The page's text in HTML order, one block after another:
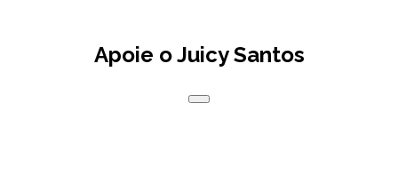
Apoie o Juicy Santos